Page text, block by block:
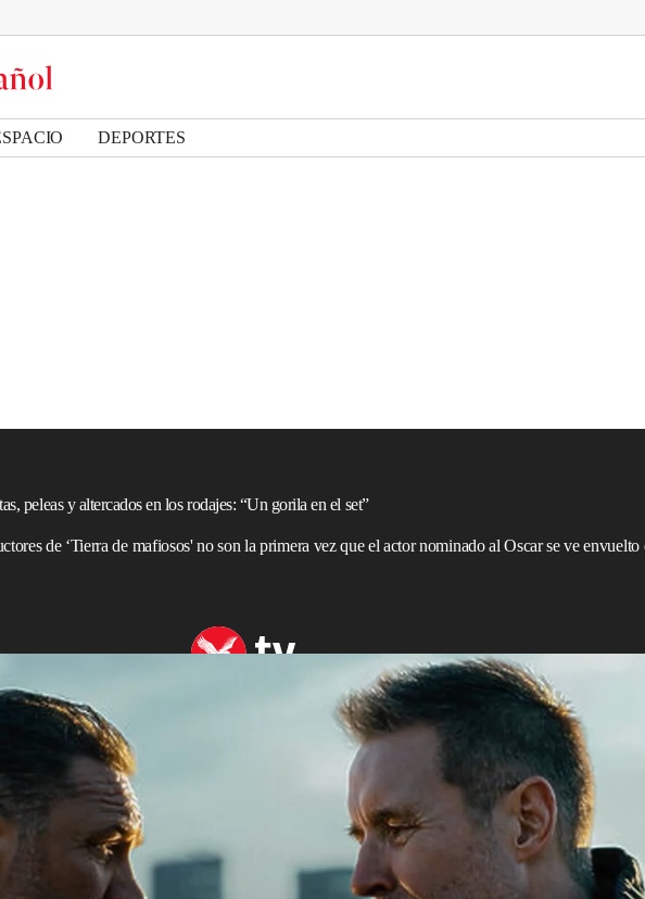
DEPORTES
peleas y altercados en los rodajes: “Un gorila en el set”
de ‘Tierra de mafiosos' no son la primera vez que el actor nominado al Oscar se ve envuelto
familiar. El actor londinense (48) se encuentra
su comportamiento en el rodaje del drama criminal
su despidohan sido rotundamente desmentidos, aún
más destacados de Gran Bretaña, pero las historias
de reparto que tienen dificultades para trabajar con él